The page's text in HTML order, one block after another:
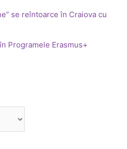
se reîntoarce în Craiova cu
Programele Erasmus+